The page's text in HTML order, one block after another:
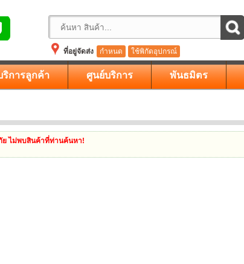
ที่อยู่จัดส่ง
กำหนด ใช้พิกัดอุปกรณ์
ริการลูกค้า ศูนย์บริการ พันธมิตร
ย ไม่พบสินค้าที่ท่านค้นหา!